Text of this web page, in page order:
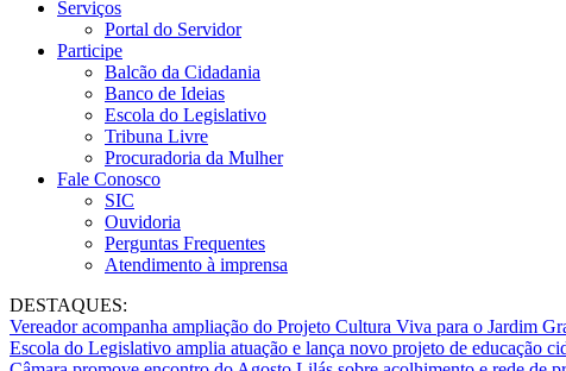
Serviços
Portal do Servidor
Participe
Balcão da Cidadania
Banco de Ideias
Escola do Legislativo
Tribuna Livre
Procuradoria da Mulher
Fale Conosco
SIC
Ouvidoria
Perguntas Frequentes
Atendimento à imprensa
DESTAQUES:
Vereador acompanha ampliação do Projeto Cultura Viva para o Jardim
Escola do Legislativo amplia atuação e lança novo projeto de educação